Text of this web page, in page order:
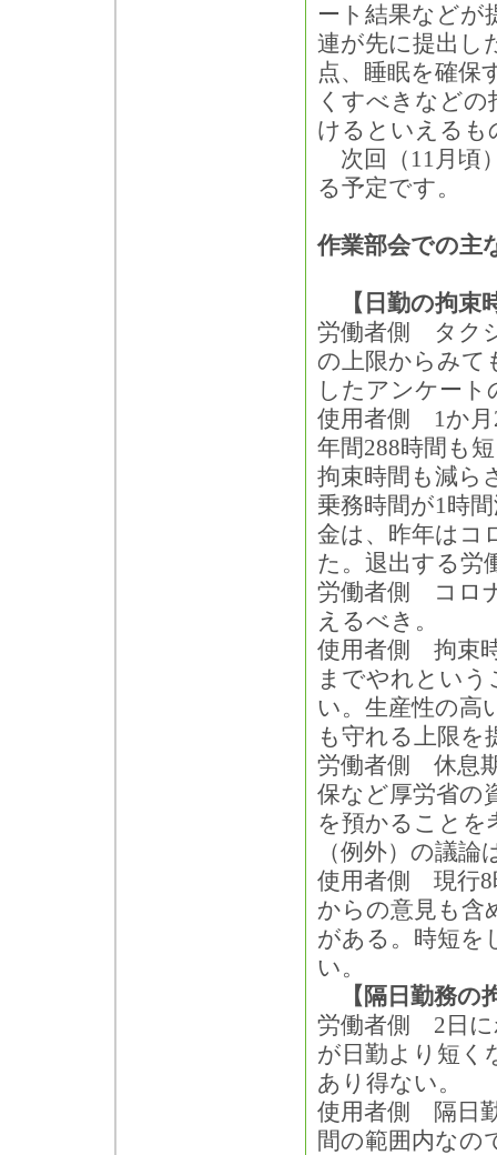
ート結果などが
連が先に提出し
点、睡眠を確保
くすべきなど
けるといえるも
次回（11月頃
る予定です。
作業部会での主
【日勤の拘束
労働者側 タク
の上限からみて
したアンケート
使用者側 1か月
年間288時間も
拘束時間も減ら
乗務時間が1時
金は、昨年はコ
た。退出する労
労働者側 コロ
えるべき。
使用者側 拘束
までやれとい
い。生産性の高
も守れる上限を
労働者側 休息
保など厚労省の
を預かることを
（例外）の議論
使用者側 現行8
からの意見も含
がある。時短を
い。
【隔日勤務の
労働者側 2日に
が日勤より短く
あり得ない。
使用者側 隔日
間の範囲内なの